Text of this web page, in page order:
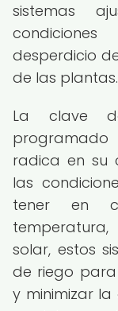
sistemas
desperdicio
de las plantas.
La clave
radica en su
las
tener en
solar, estos
de riego para
y minimizar